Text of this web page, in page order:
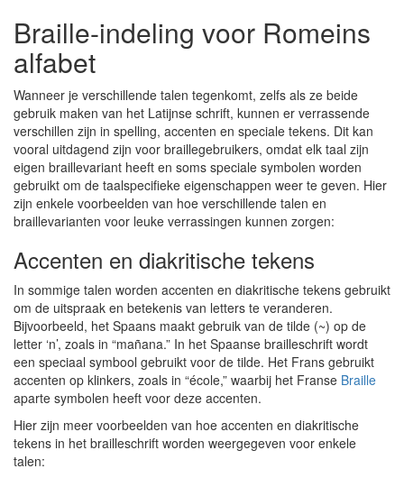
Braille-indeling voor Romeins
alfabet
Wanneer je verschillende talen tegenkomt, zelfs als ze beide
gebruik maken van het Latijnse schrift, kunnen er verrassende
verschillen zijn in spelling, accenten en speciale tekens. Dit kan
vooral uitdagend zijn voor braillegebruikers, omdat elk taal zijn
eigen braillevariant heeft en soms speciale symbolen worden
gebruikt om de taalspecifieke eigenschappen weer te geven. Hier
zijn enkele voorbeelden van hoe verschillende talen en
braillevarianten voor leuke verrassingen kunnen zorgen:
Accenten en diakritische tekens
In sommige talen worden accenten en diakritische tekens gebruikt
om de uitspraak en betekenis van letters te veranderen.
Bijvoorbeeld, het Spaans maakt gebruik van de tilde (~) op de
letter ‘n’, zoals in “mañana.” In het Spaanse brailleschrift wordt
een speciaal symbool gebruikt voor de tilde. Het Frans gebruikt
accenten op klinkers, zoals in “école,” waarbij het Franse Braille
aparte symbolen heeft voor deze accenten.
Hier zijn meer voorbeelden van hoe accenten en diakritische
tekens in het brailleschrift worden weergegeven voor enkele
talen: